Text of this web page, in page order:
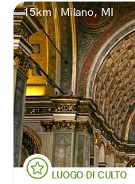
15km | Milano, MI
LUOGO DI CULTO